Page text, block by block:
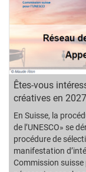
Êtes-vous
créatives en
En Suisse, la
de l’UNESCO» se
procédure de
manifestation
Commission suisse